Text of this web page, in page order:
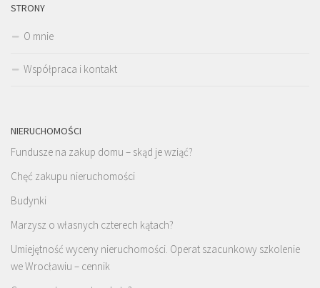
STRONY
O mnie
Współpraca i kontakt
NIERUCHOMOŚCI
Fundusze na zakup domu – skąd je wziąć?
Chęć zakupu nieruchomości
Budynki
Marzysz o własnych czterech kątach?
Umiejętność wyceny nieruchomości. Operat szacunkowy szkolenie
we Wrocławiu – cennik